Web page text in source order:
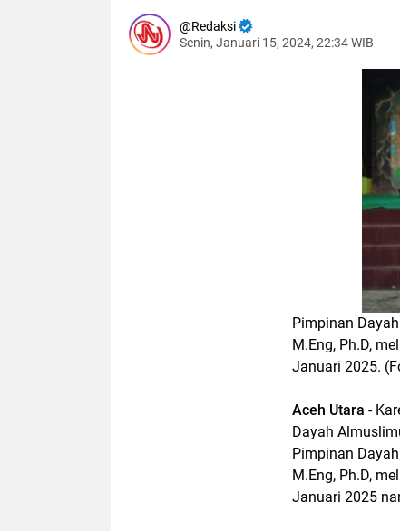
Redaksi
Senin, Januari 15, 2024, 22:34 WIB
Pimpinan
M.Eng, Ph.D,
Januari 2025.
Aceh Utara -
Dayah
Pimpinan
M.Eng, Ph.D,
Januari 2025